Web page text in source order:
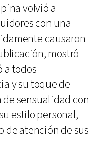
volvió a
con una
causaron
mostró
a todos
y su toque de
sensualidad con
estilo personal,
de atención de sus